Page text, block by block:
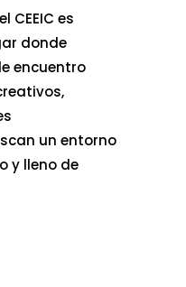
CEEIC es
donde
encuentro
un entorno
y lleno de